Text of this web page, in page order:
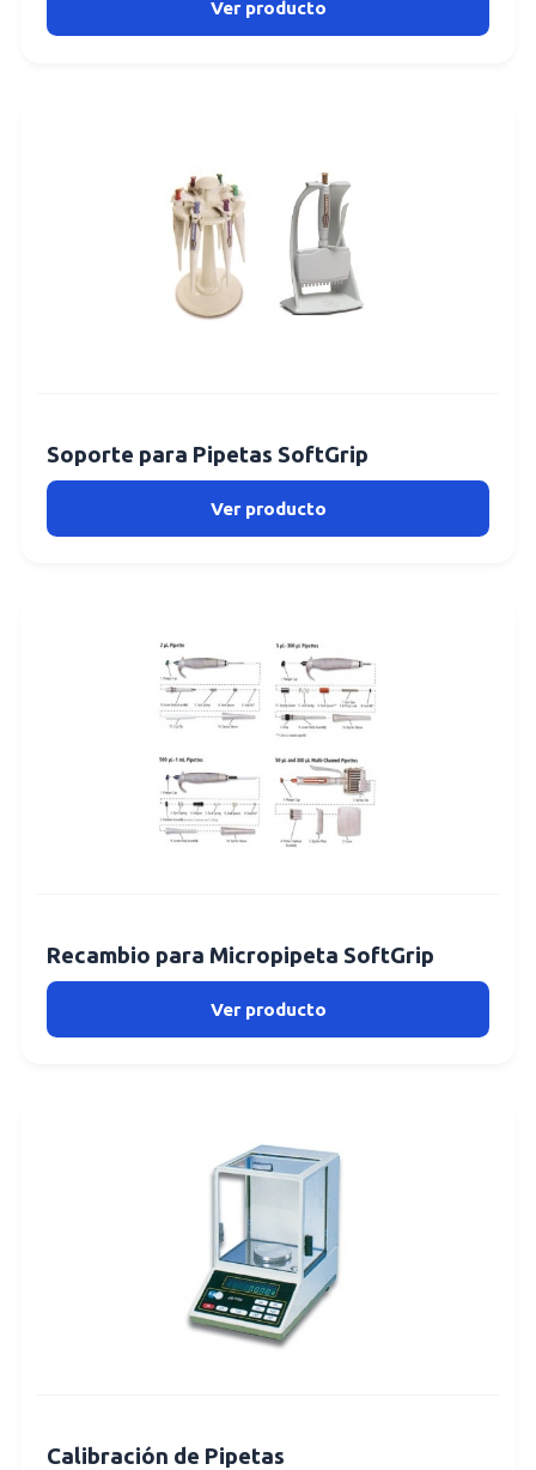
Ver producto
Soporte para Pipetas SoftGrip
Ver producto
Recambio para Micropipeta SoftGrip
Ver producto
Calibración de Pipetas